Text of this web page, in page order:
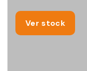
Ver stock